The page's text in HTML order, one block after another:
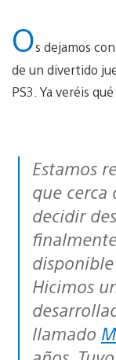
Os dejamos
de un divertido
PS3. Ya veréis
Estamos realmente emocionados de
que cerca
decidir
Hicimos
llamado